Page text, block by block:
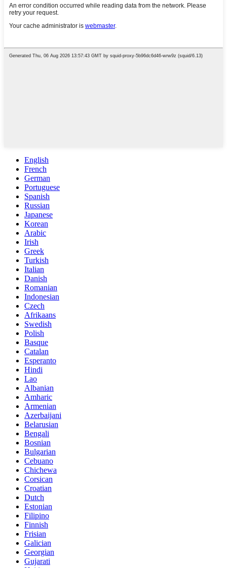
English
French
German
Portuguese
Spanish
Russian
Japanese
Korean
Arabic
Irish
Greek
Turkish
Italian
Danish
Romanian
Indonesian
Czech
Afrikaans
Swedish
Polish
Basque
Catalan
Esperanto
Hindi
Lao
Albanian
Amharic
Armenian
Azerbaijani
Belarusian
Bengali
Bosnian
Bulgarian
Cebuano
Chichewa
Corsican
Croatian
Dutch
Estonian
Filipino
Finnish
Frisian
Galician
Georgian
Gujarati